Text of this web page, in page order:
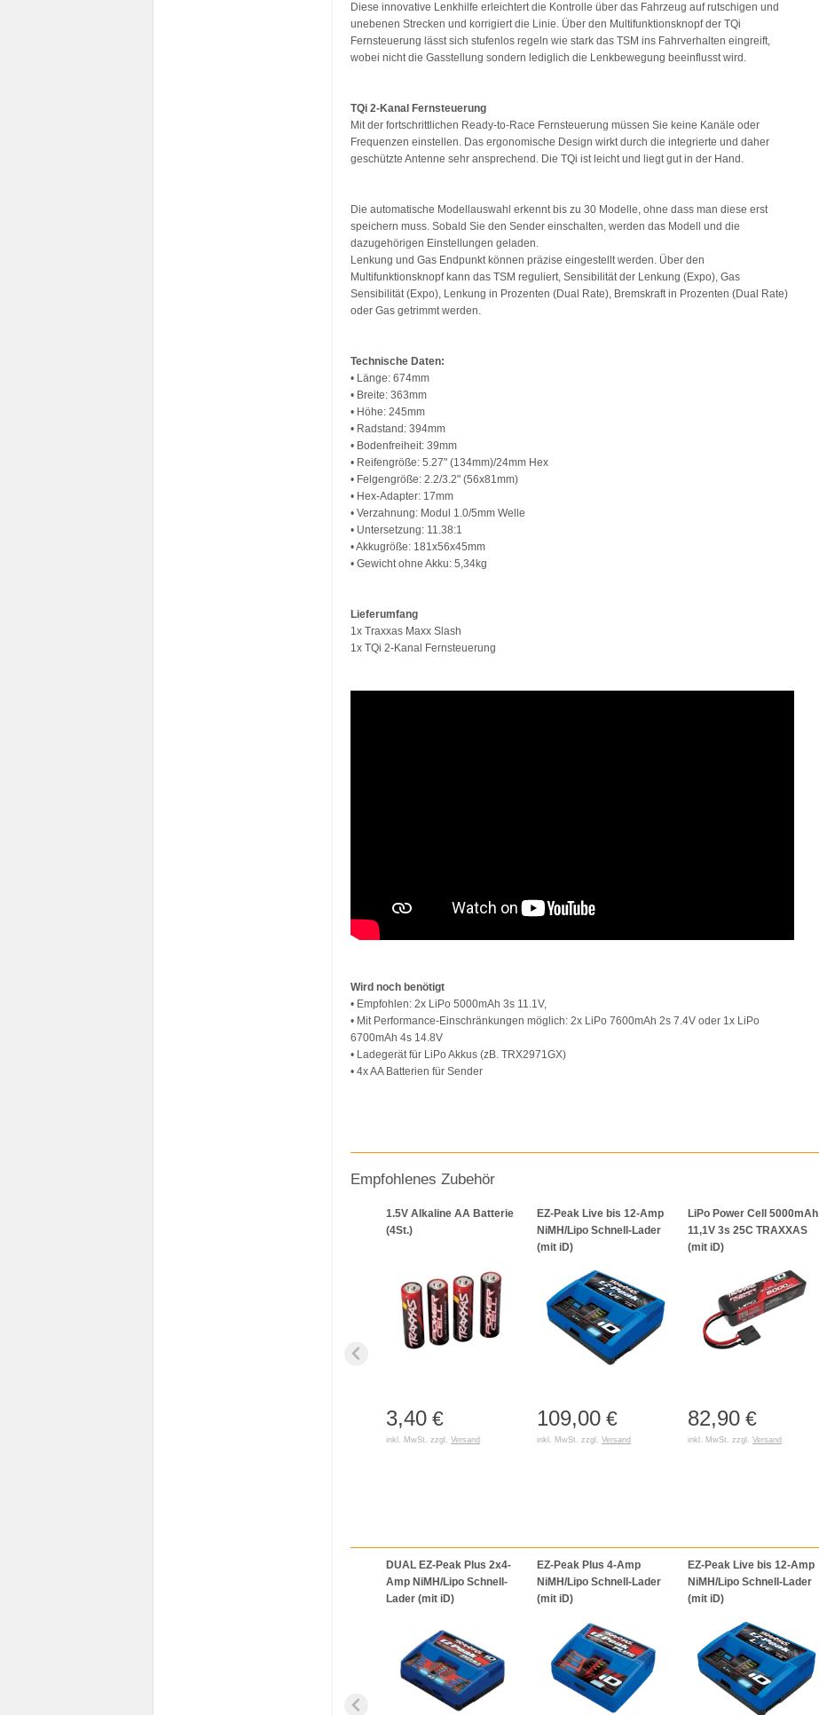
Diese innovative Lenkhilfe erleichtert die Kontrolle über das Fahrzeug auf rutschigen und
unebenen Strecken und korrigiert die Linie. Über den Multifunktionsknopf der TQi
Fernsteuerung lässt sich stufenlos regeln wie stark das TSM ins Fahrverhalten eingreift,
wobei nicht die Gasstellung sondern lediglich die Lenkbewegung beeinflusst wird.
TQi 2-Kanal Fernsteuerung
Mit der fortschrittlichen Ready-to-Race Fernsteuerung müssen Sie keine Kanäle oder
Frequenzen einstellen. Das ergonomische Design wirkt durch die integrierte und daher
geschützte Antenne sehr ansprechend. Die TQi ist leicht und liegt gut in der Hand.
Die automatische Modellauswahl erkennt bis zu 30 Modelle, ohne dass man diese erst
speichern muss. Sobald Sie den Sender einschalten, werden das Modell und die
dazugehörigen Einstellungen geladen.
Lenkung und Gas Endpunkt können präzise eingestellt werden. Über den
Multifunktionsknopf kann das TSM reguliert, Sensibilität der Lenkung (Expo), Gas
Sensibilität (Expo), Lenkung in Prozenten (Dual Rate), Bremskraft in Prozenten (Dual Rate)
oder Gas getrimmt werden.
Technische Daten:
• Länge: 674mm
• Breite: 363mm
• Höhe: 245mm
• Radstand: 394mm
• Bodenfreiheit: 39mm
• Reifengröße: 5.27" (134mm)/24mm Hex
• Felgengröße: 2.2/3.2" (56x81mm)
• Hex-Adapter: 17mm
• Verzahnung: Modul 1.0/5mm Welle
• Untersetzung: 11.38:1
• Akkugröße: 181x56x45mm
• Gewicht ohne Akku: 5,34kg
Lieferumfang
1x Traxxas Maxx Slash
1x TQi 2-Kanal Fernsteuerung
Wird noch benötigt
• Empfohlen: 2x LiPo 5000mAh 3s 11.1V,
• Mit Performance-Einschränkungen möglich: 2x LiPo 7600mAh 2s 7.4V oder 1x LiPo
6700mAh 4s 14.8V
• Ladegerät für LiPo Akkus (zB. TRX2971GX)
• 4x AA Batterien für Sender
Empfohlenes Zubehör
1.5V Alkaline AA Batterie
(4St.)
3,40 €
inkl. MwSt. zzgl. Versand
EZ-Peak Live bis 12-Amp
NiMH/Lipo Schnell-Lader
(mit iD)
109,00 €
inkl. MwSt. zzgl. Versand
LiPo Power Cell 5000mAh
11,1V 3s 25C TRAXXAS
(mit iD)
82,90 €
inkl. MwSt. zzgl. Versand
DUAL EZ-Peak Plus 2x4-
Amp NiMH/Lipo Schnell-
Lader (mit iD)
EZ-Peak Plus 4-Amp
NiMH/Lipo Schnell-Lader
(mit iD)
EZ-Peak Live bis 12-Amp
NiMH/Lipo Schnell-Lader
(mit iD)